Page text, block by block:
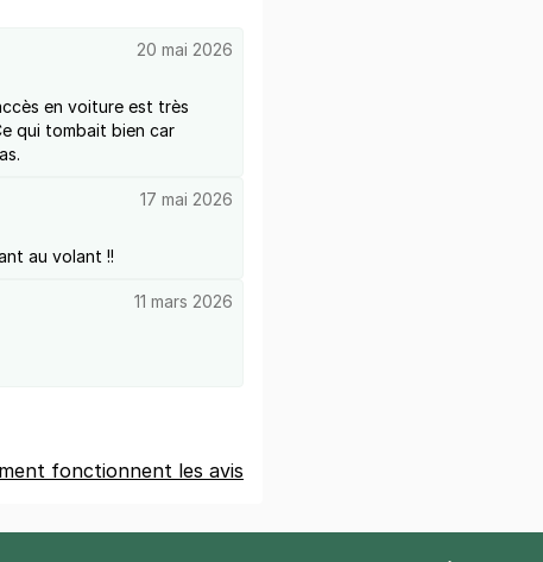
20 mai 2026
en voiture est très
qui tombait bien car
17 mai 2026
au volant !!
11 mars 2026
fonctionnent les avis